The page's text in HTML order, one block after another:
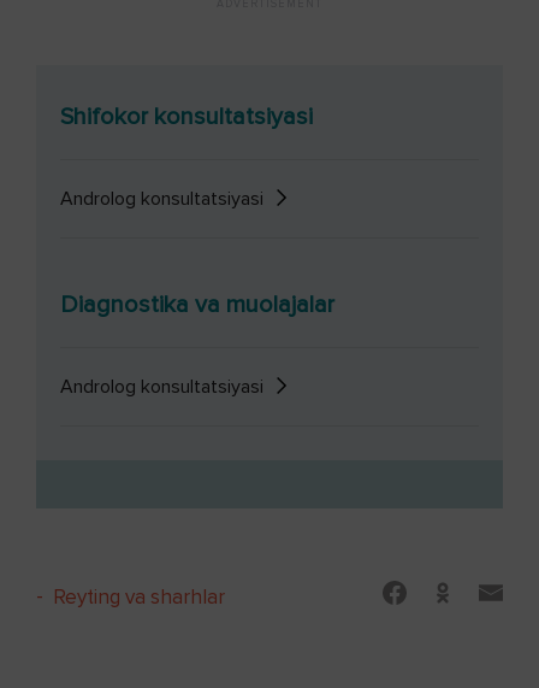
Shifokor konsultatsiyasi
Androlog konsultatsiyasi
Diagnostika va muolajalar
Androlog konsultatsiyasi
- Reyting va sharhlar